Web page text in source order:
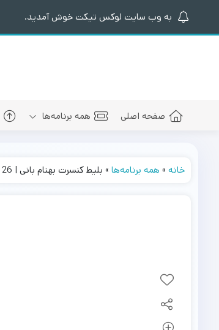
به وب سایت لوکس تیکت خوش آمدید.
صفحه اصلی همه برنامه‌ها
خانه» همه برنامه‌ها» بلیط کنسرت بهنام بانی | 26 اردیبهشت 1403